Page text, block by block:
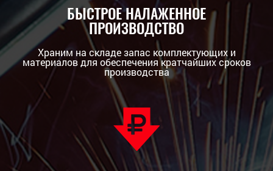
БЫСТРОЕ НАЛАЖЕННОЕ
ПРОИЗВОДСТВО
Храним на складе запас комплектующих и
материалов для обеспечения кратчайших сроков
производства